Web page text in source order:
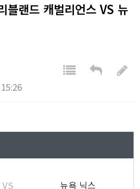
랜드 캐벌리언스 VS 뉴
VS
뉴욕 닉스